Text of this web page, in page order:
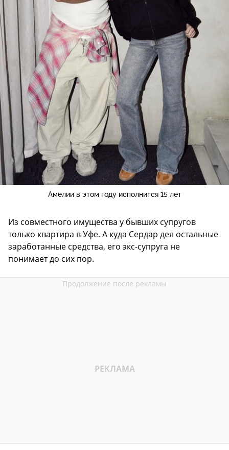
Амелии в этом году исполнится 15 лет
Из совместного имущества у бывших супругов
только квартира в Уфе. А куда Сердар дел остальные
заработанные средства, его экс-супруга не
понимает до сих пор.